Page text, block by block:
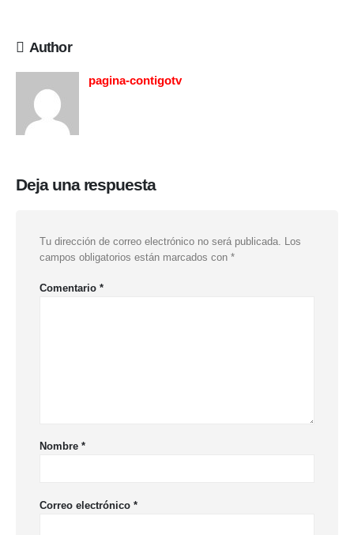
Author
pagina-contigotv
Deja una respuesta
Tu dirección de correo electrónico no será publicada. Los
campos obligatorios están marcados con *
Comentario *
Nombre *
Correo electrónico *